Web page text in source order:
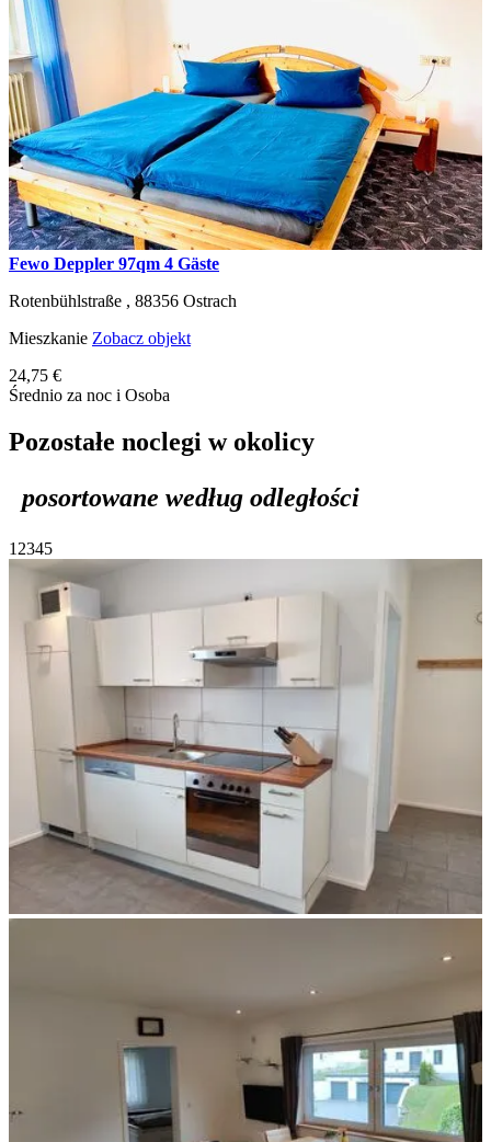
Fewo Deppler 97qm 4 Gäste
Rotenbühlstraße , 88356 Ostrach
Mieszkanie Zobacz objekt
24,75 €
Średnio za noc i Osoba
Pozostałe noclegi w okolicy
posortowane według odległości
1 2345